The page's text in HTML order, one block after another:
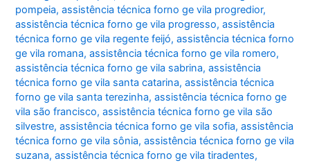
pompeia,assistência técnica forno ge vila progredior,
assistência técnica forno ge vila progresso,assistência
técnica forno ge vila regente feijó,assistência técnica forno
ge vila romana,assistência técnica forno ge vila romero,
assistência técnica forno ge vila sabrina,assistência
técnica forno ge vila santa catarina,assistência técnica
forno ge vila santa terezinha,assistência técnica forno ge
vila são francisco,assistência técnica forno ge vila são
silvestre,assistência técnica forno ge vila sofia,assistência
técnica forno ge vila sônia,assistência técnica forno ge vila
suzana,assistência técnica forno ge vila tiradentes,